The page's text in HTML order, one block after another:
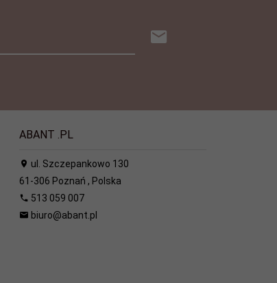
ABANT .PL
ul. Szczepankowo 130
61-306 Poznań , Polska
513 059 007
biuro@abant.pl